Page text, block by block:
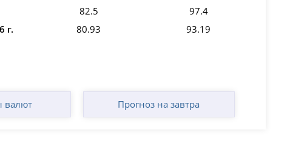
82.5
97.4
г.
80.93 93.19
валют Прогноз на завтра